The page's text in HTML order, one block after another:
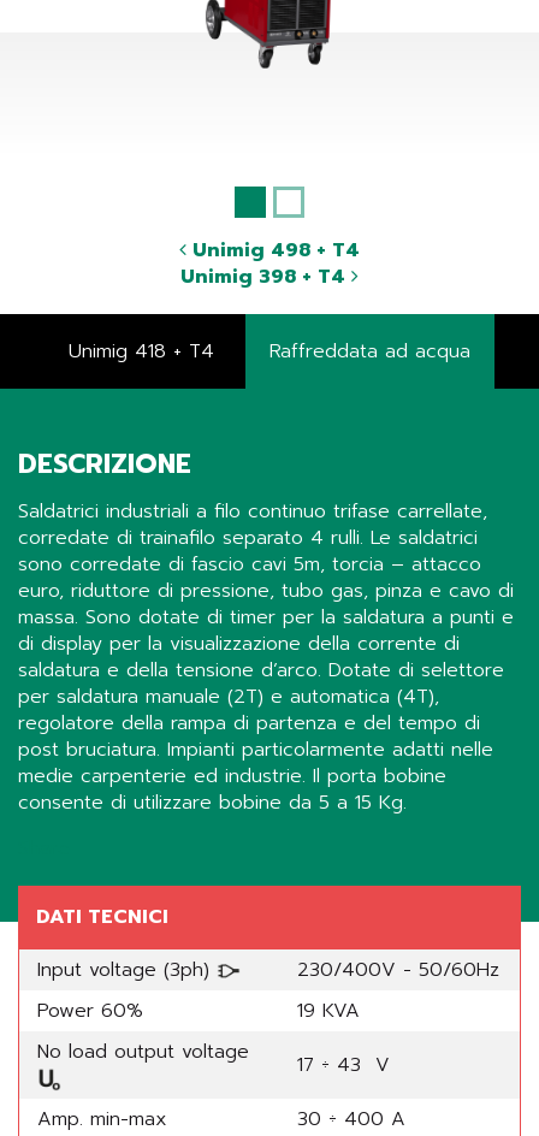
Unimig 498 + T4
Unimig 398 + T4
Unimig 418 + T4 Raffreddata ad acqua
DESCRIZIONE
Saldatrici industriali a filo continuo trifase carrellate,
corredate di trainafilo separato 4 rulli. Le saldatrici
sono corredate di fascio cavi 5m, torcia – attacco
euro, riduttore di pressione, tubo gas, pinza e cavo di
massa. Sono dotate di timer per la saldatura a punti e
di display per la visualizzazione della corrente di
saldatura e della tensione d’arco. Dotate di selettore
per saldatura manuale (2T) e automatica (4T),
regolatore della rampa di partenza e del tempo di
post bruciatura. Impianti particolarmente adatti nelle
medie carpenterie ed industrie. Il porta bobine
consente di utilizzare bobine da 5 a 15 Kg.
DATI TECNICI
Input voltage (3ph)
230/400V - 50/60Hz
Power 60%
19 KVA
No load output voltage
17 ÷ 43 V
Amp. min-max
30 ÷ 400 A